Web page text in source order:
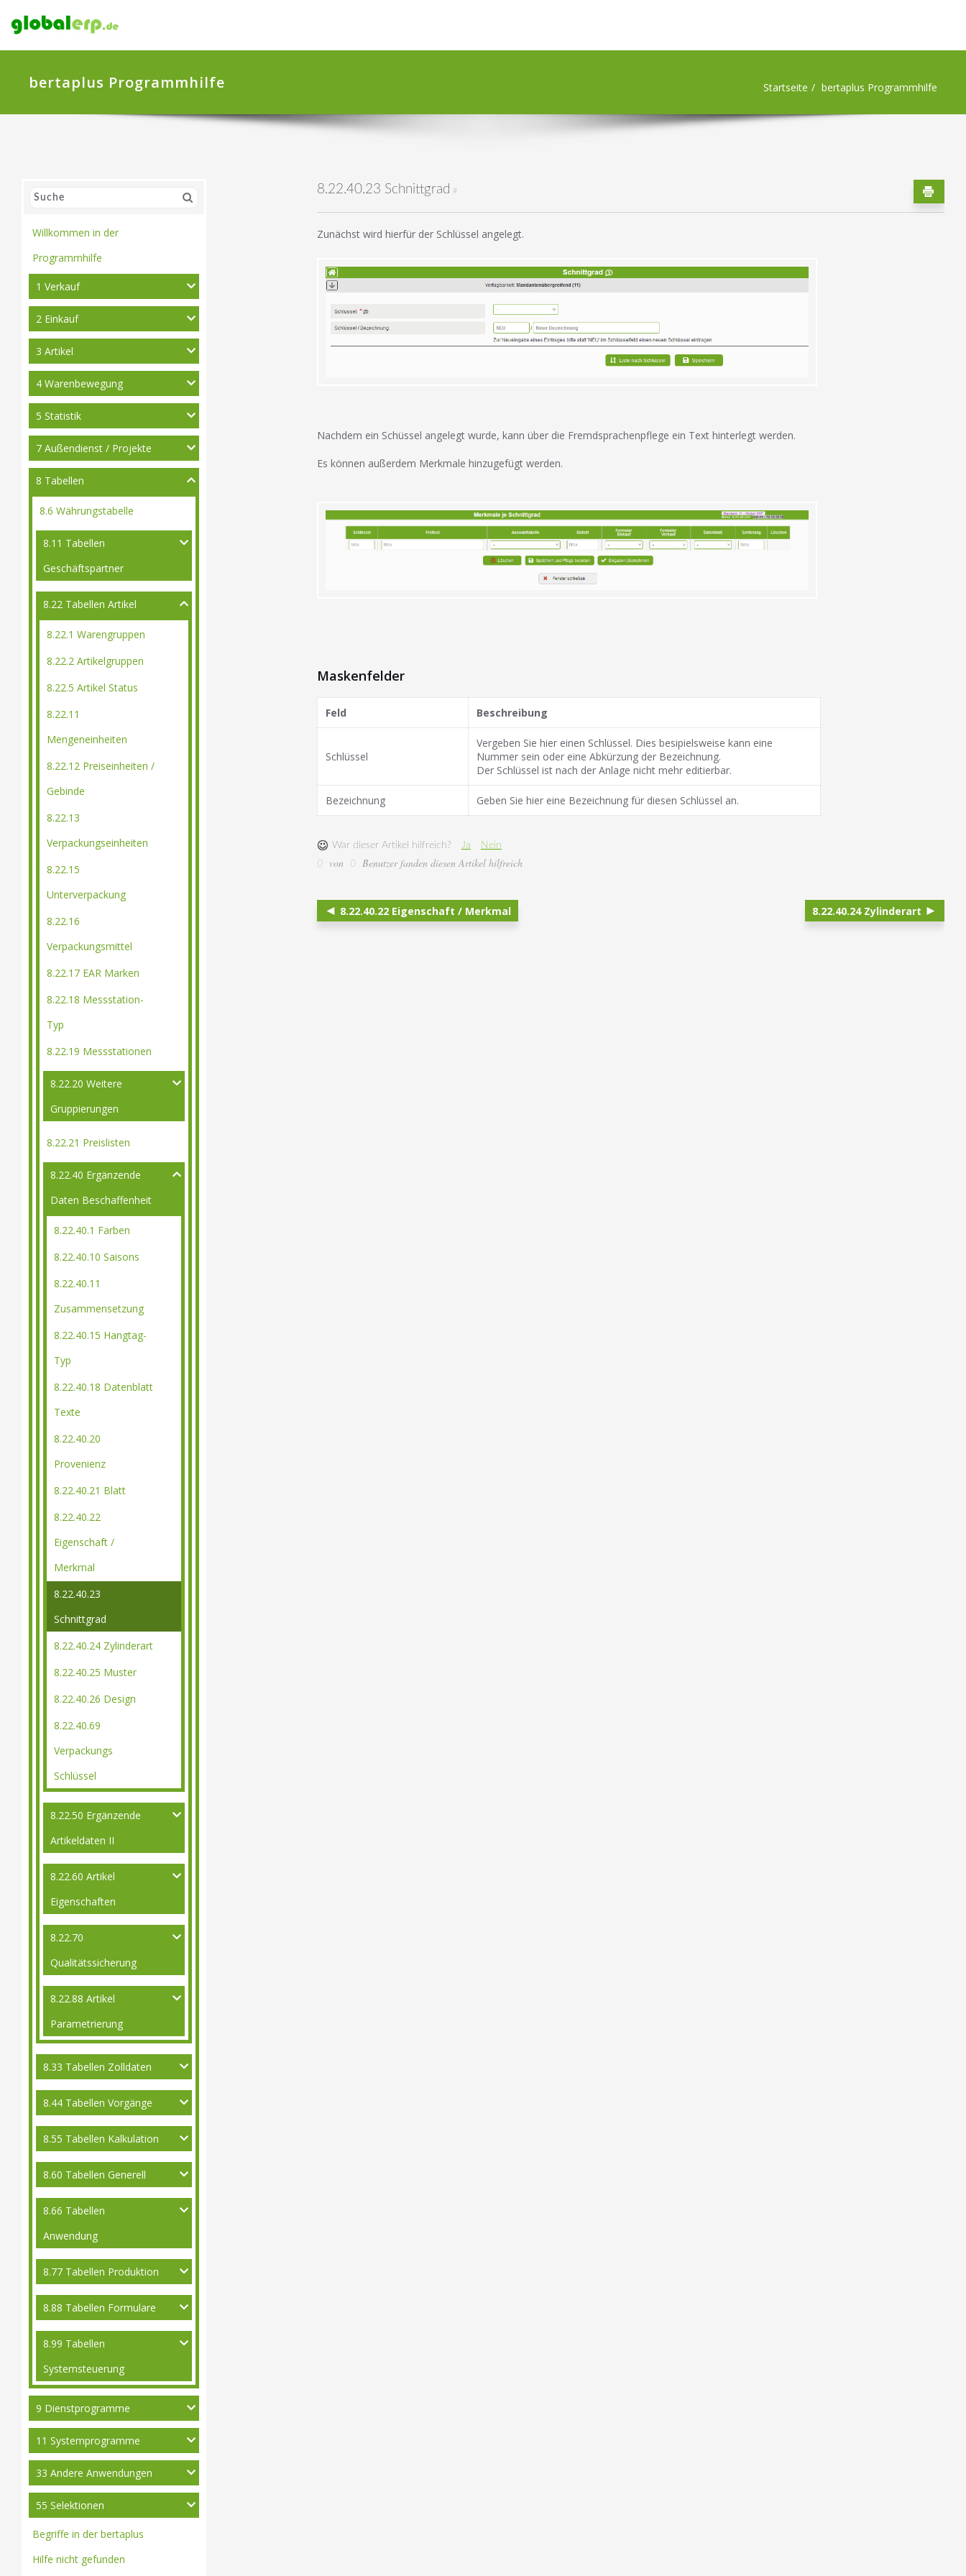
bertaplus Programmhilfe Startseite bertaplus Programmhilfe
Willkommen in der
Programmhilfe
1 Verkauf
2 Einkauf
3 Artikel
4 Warenbewegung
5 Statistik
7 Außendienst / Projekte
8 Tabellen
8.6 Währungstabelle
8.11 Tabellen
Geschäftspartner
8.22 Tabellen Artikel
8.22.1 Warengruppen
8.22.2 Artikelgruppen
8.22.5 Artikel Status
8.22.11
Mengeneinheiten
8.22.12 Preiseinheiten /
Gebinde
8.22.13
Verpackungseinheiten
8.22.15
Unterverpackung
8.22.16
Verpackungsmittel
8.22.17 EAR Marken
8.22.18 Messstation-
Typ
8.22.19 Messstationen
8.22.20 Weitere
Gruppierungen
8.22.21 Preislisten
8.22.40 Ergänzende
Daten Beschaffenheit
8.22.40.1 Farben
8.22.40.10 Saisons
8.22.40.11
Zusammensetzung
8.22.40.15 Hangtag-
Typ
8.22.40.18 Datenblatt
Texte
8.22.40.20
Provenienz
8.22.40.21 Blatt
8.22.40.22
Eigenschaft /
Merkmal
8.22.40.23
Schnittgrad
8.22.40.24 Zylinderart
8.22.40.25 Muster
8.22.40.26 Design
8.22.40.69
Verpackungs
Schlüssel
8.22.50 Ergänzende
Artikeldaten II
8.22.60 Artikel
Eigenschaften
8.22.70
Qualitätssicherung
8.22.88 Artikel
Parametrierung
8.33 Tabellen Zolldaten
8.44 Tabellen Vorgänge
8.55 Tabellen Kalkulation
8.60 Tabellen Generell
8.66 Tabellen
Anwendung
8.77 Tabellen Produktion
8.88 Tabellen Formulare
8.99 Tabellen
Systemsteuerung
9 Dienstprogramme
11 Systemprogramme
33 Andere Anwendungen
55 Selektionen
Begriffe in der bertaplus
Hilfe nicht gefunden
8.22.40.23 Schnittgrad #
Zunächst wird hierfür der Schlüssel angelegt.
Nachdem ein Schüssel angelegt wurde, kann über die Fremdsprachenpflege ein Text hinterlegt werden.
Es können außerdem Merkmale hinzugefügt werden.
Maskenfelder
Feld Beschreibung
Schlüssel
Vergeben Sie hier einen Schlüssel. Dies besipielsweise kann eine
Nummer sein oder eine Abkürzung der Bezeichnung.
Der Schlüssel ist nach der Anlage nicht mehr editierbar.
Bezeichnung Geben Sie hier eine Bezeichnung für diesen Schlüssel an.
War dieser Artikel hilfreich? Ja
Nein
0
von 0 Benutzer fanden diesen Artikel hilfreich
8.22.40.22 Eigenschaft / Merkmal 8.22.40.24 Zylinderart